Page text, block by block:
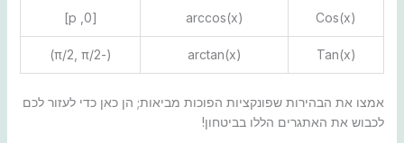
Cos(x)
arccos(x)
[0, p]
Tan(x)
arctan(x)
(-π/2, π/2)
אמצו את הבהירות שפונקציות הפוכות מביאות; הן כאן כדי לעזור לכם
לכבוש את האתגרים הללו בביטחון!